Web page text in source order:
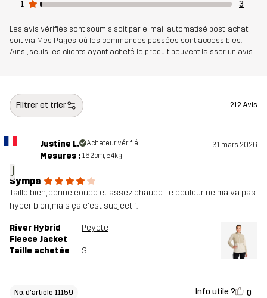
Poids 366 g en taille Medium
Durabilité Éléments recyclés En savoir plus ici
Numéro
d'article
11159_2001
1
3
Les avis vérifiés sont soumis soit par e-mail automatisé post-achat,
soit via Mes Pages, où les commandes passées sont accessibles.
Ainsi, seuls les clients ayant acheté le produit peuvent laisser un avis.
Filtrer et trier 212 Avis
J
Justine L. Acheteur vérifié 31 mars 2026
Mesures : 162cm, 54kg
Sympa
Taille bien, bonne coupe et assez chaude. Le couleur ne ma va pas
hyper bien, mais ça c'est subjectif.
River Hybrid
Fleece Jacket
Peyote
Taille achetée S
No. d'article 11159 Info utile ? 0